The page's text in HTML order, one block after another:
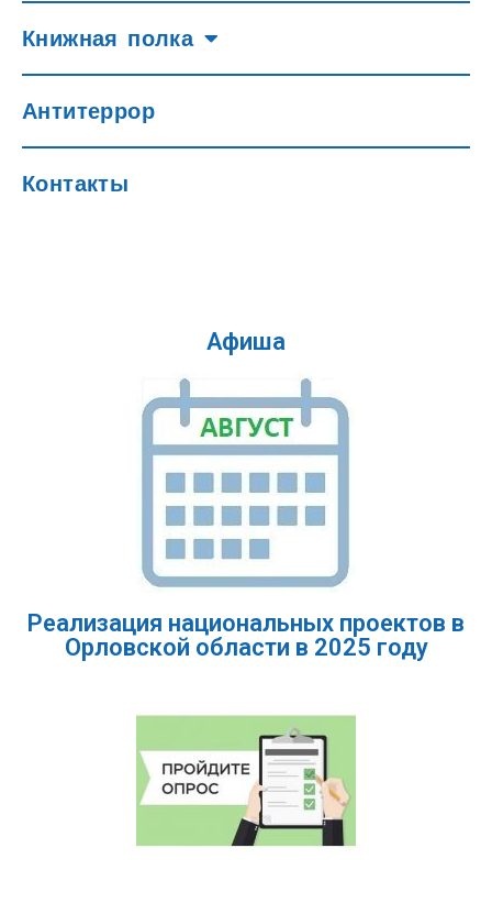
Книжная полка
Антитеррор
Контакты
Афиша
Реализация национальных проектов в
Орловской области в 2025 году